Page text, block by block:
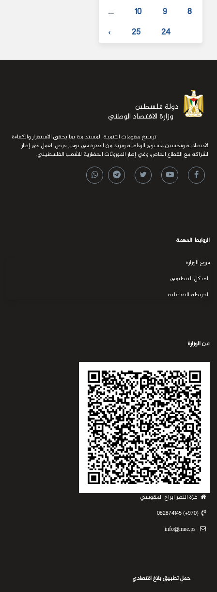
8
9
10
...
24
25
›
دولة فلسطين
وزارة الافتصاد الوطني
ترسيخ مقومات التنمية المستدامة بما يحقق الاستقرار والكفاءة
الاقتصادية وتحسين مستوى الرفاهية ويزيد من القدرة في توفير فرص العمل في إطار
الشراكة مع القطاع الخاص، وفي إطار الموروثات الحضارية للشعب الفلسطيني.
الروابط المهمة
فروع الوزارة
الهيكل التنظيمي
الخريطة التفاعلية
عن الوزارة
غزة النصر ابراج المقوسي
(970+) 082874145
حمل تطبيق بلاغ اقتصادي